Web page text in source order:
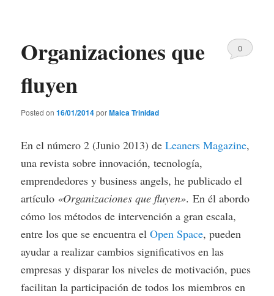
Organizaciones que
fluyen
Posted on16/01/2014porMaica Trinidad
0
En el número 2 (Junio 2013) deLeaners Magazine,
una revista sobre innovación, tecnología,
emprendedores y business angels, he publicado el
artículo «Organizaciones que fluyen». En él abordo
cómo los métodos de intervención a gran escala,
entre los que se encuentra elOpen Space, pueden
ayudar a realizar cambios significativos en las
empresas y disparar los niveles de motivación, pues
facilitan la participación de todos los miembros en